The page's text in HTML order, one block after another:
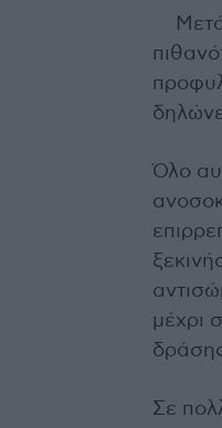
Όλο
μέχρι
δράσης
Σε